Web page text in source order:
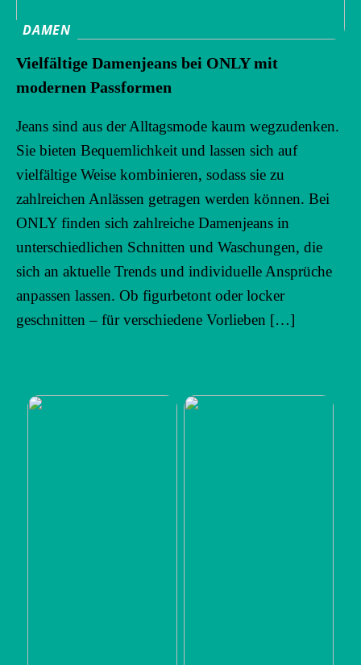
DAMEN
Vielfältige Damenjeans bei ONLY mit
modernen Passformen
Jeans sind aus der Alltagsmode kaum wegzudenken.
Sie bieten Bequemlichkeit und lassen sich auf
vielfältige Weise kombinieren, sodass sie zu
zahlreichen Anlässen getragen werden können. Bei
ONLY finden sich zahlreiche Damenjeans in
unterschiedlichen Schnitten und Waschungen, die
sich an aktuelle Trends und individuelle Ansprüche
anpassen lassen. Ob figurbetont oder locker
geschnitten – für verschiedene Vorlieben […]